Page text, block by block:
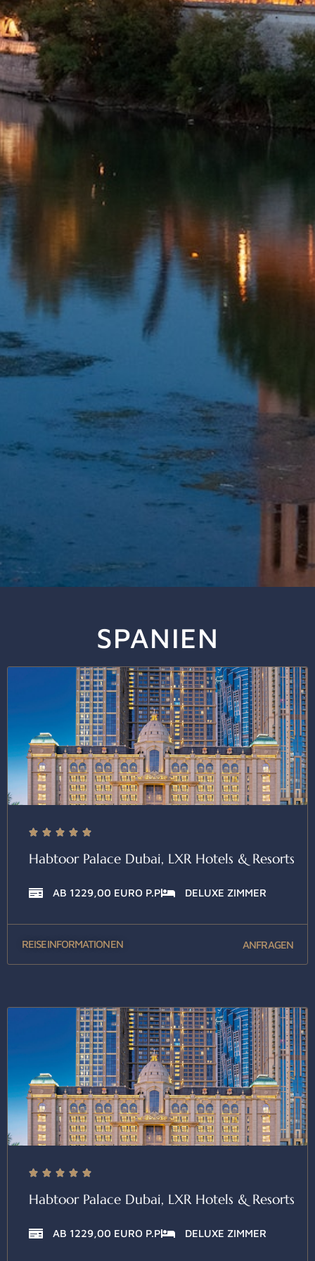
SPANIEN
    
Habtoor Palace Dubai, LXR Hotels & Resorts
AB 1229,00 EURO P.P DELUXE ZIMMER
REISEINFORMATIONEN ANFRAGEN
    
Habtoor Palace Dubai, LXR Hotels & Resorts
AB 1229,00 EURO P.P DELUXE ZIMMER